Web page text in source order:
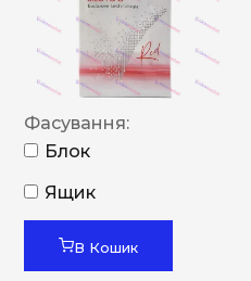
Фасування:
Блок
Ящик
В Кошик